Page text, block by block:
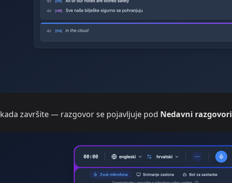
kada završite — razgovor se pojavljuje pod Nedavni razgovori